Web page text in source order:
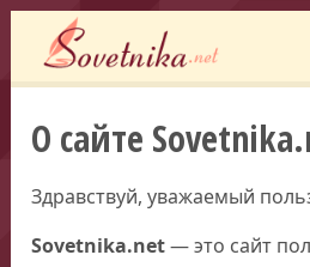
О сайте
Здравствуй, уважаемый
Sovetnika.net— это сайт